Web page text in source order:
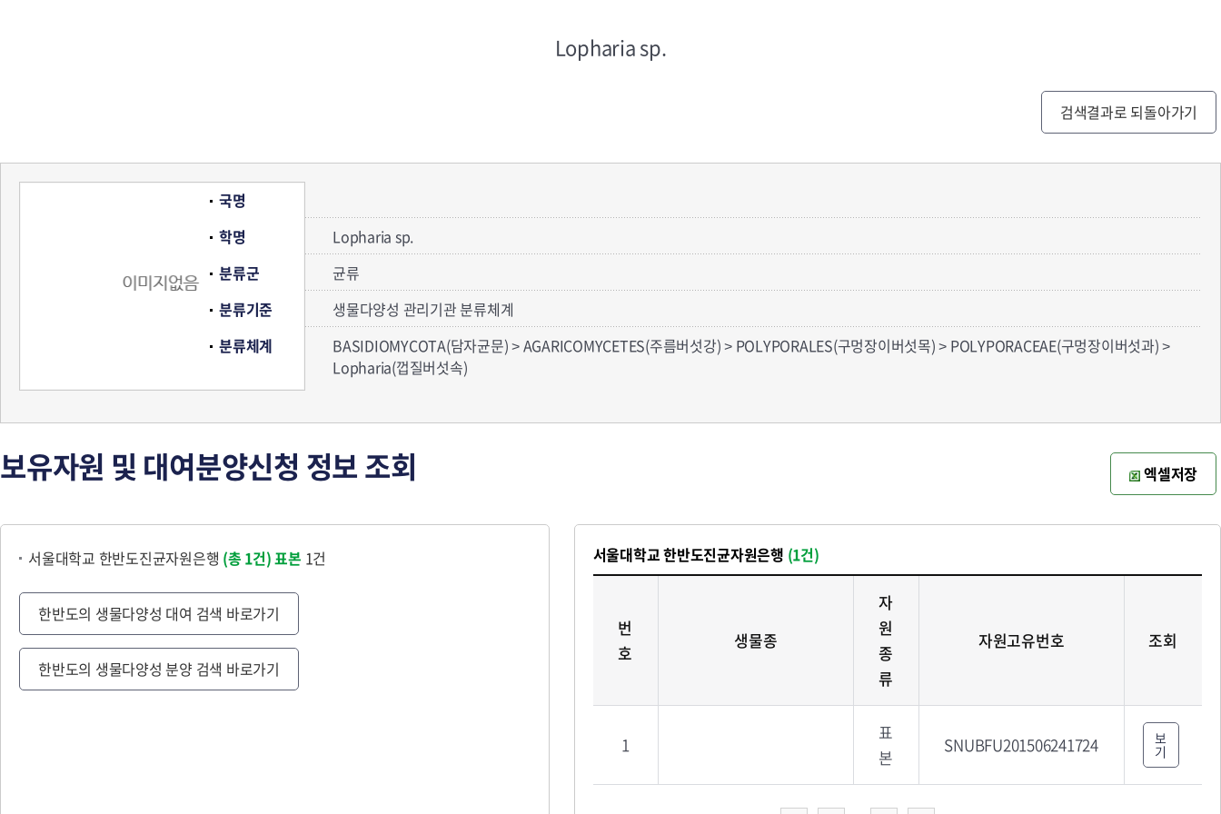
Lopharia sp.
검색결과로 되돌아가기
국명
학명
Lopharia sp.
분류군
균류
분류기준
생물다양성 관리기관 분류체계
분류체계
BASIDIOMYCOTA(담자균문) > AGARICOMYCETES(주름버섯강) > POLYPORALES(구멍장이버섯목) > POLYPORACEAE(구멍장이버섯과) >
Lopharia(껍질버섯속)
보유자원 및 대여분양신청 정보 조회 엑셀저장
서울대학교 한반도진균자원은행 (총 1건)표본 1건
한반도의 생물다양성 대여 검색 바로가기
한반도의 생물다양성 분양 검색 바로가기
서울대학교 한반도진균자원은행 (1건)
번
호
생물종
자
원
종
류
자원고유번호 조회
1
표
본
SNUBFU201506241724 보
기